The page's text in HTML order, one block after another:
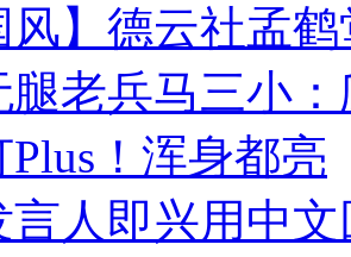
风】德云社孟
腿老兵马三小
！浑身都亮
言人即兴用中